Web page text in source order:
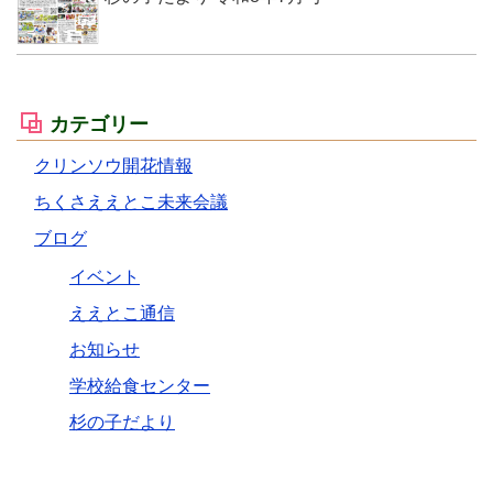
カテゴリー
クリンソウ開花情報
ちくさええとこ未来会議
ブログ
イベント
ええとこ通信
お知らせ
学校給食センター
杉の子だより